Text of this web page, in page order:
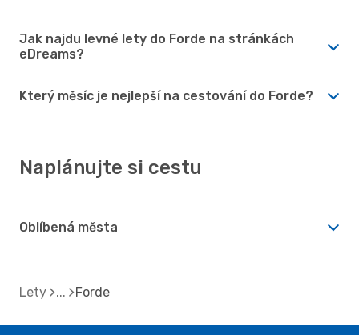
Jak najdu levné lety do Forde na stránkách
eDreams?
Který měsíc je nejlepší na cestování do Forde?
Naplánujte si cestu
Oblíbená města
Lety Forde